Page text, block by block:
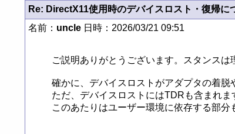
Re: DirectX11使用時のデバイスロスト・復帰に
名前： uncle日時：2026/03/21 09:51
ご説明ありがとうございます。スタンスは
確かに、デバイスロストがアダプタの着脱
ただ、デバイスロストにはTDRも含まれま
このあたりはユーザー環境に依存する部